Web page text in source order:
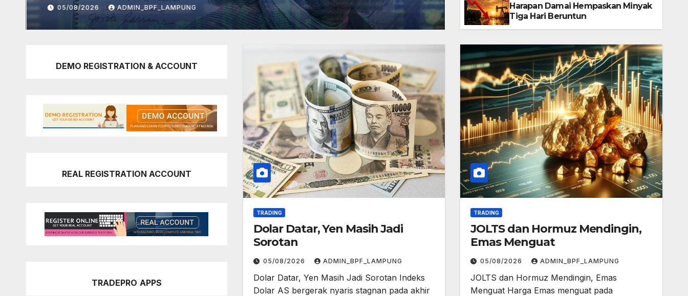
05/08/2026 ADMIN_BPF_LAMPUNG 05/08/2026 ADMIN_BPF_LAMPUNG
Harapan Damai Hempaskan Minyak
Tiga Hari Beruntun
DEMO REGISTRATION & ACCOUNT
REAL REGISTRATION ACCOUNT
TRADEPRO APPS
TRADING
Dolar Datar, Yen Masih Jadi
Sorotan
05/08/2026 ADMIN_BPF_LAMPUNG
Dolar Datar, Yen Masih Jadi Sorotan Indeks
Dolar AS bergerak nyaris stagnan pada akhir
TRADING
JOLTS dan Hormuz Mendingin,
Emas Menguat
05/08/2026 ADMIN_BPF_LAMPUNG
JOLTS dan Hormuz Mendingin, Emas
Menguat Harga Emas menguat pada